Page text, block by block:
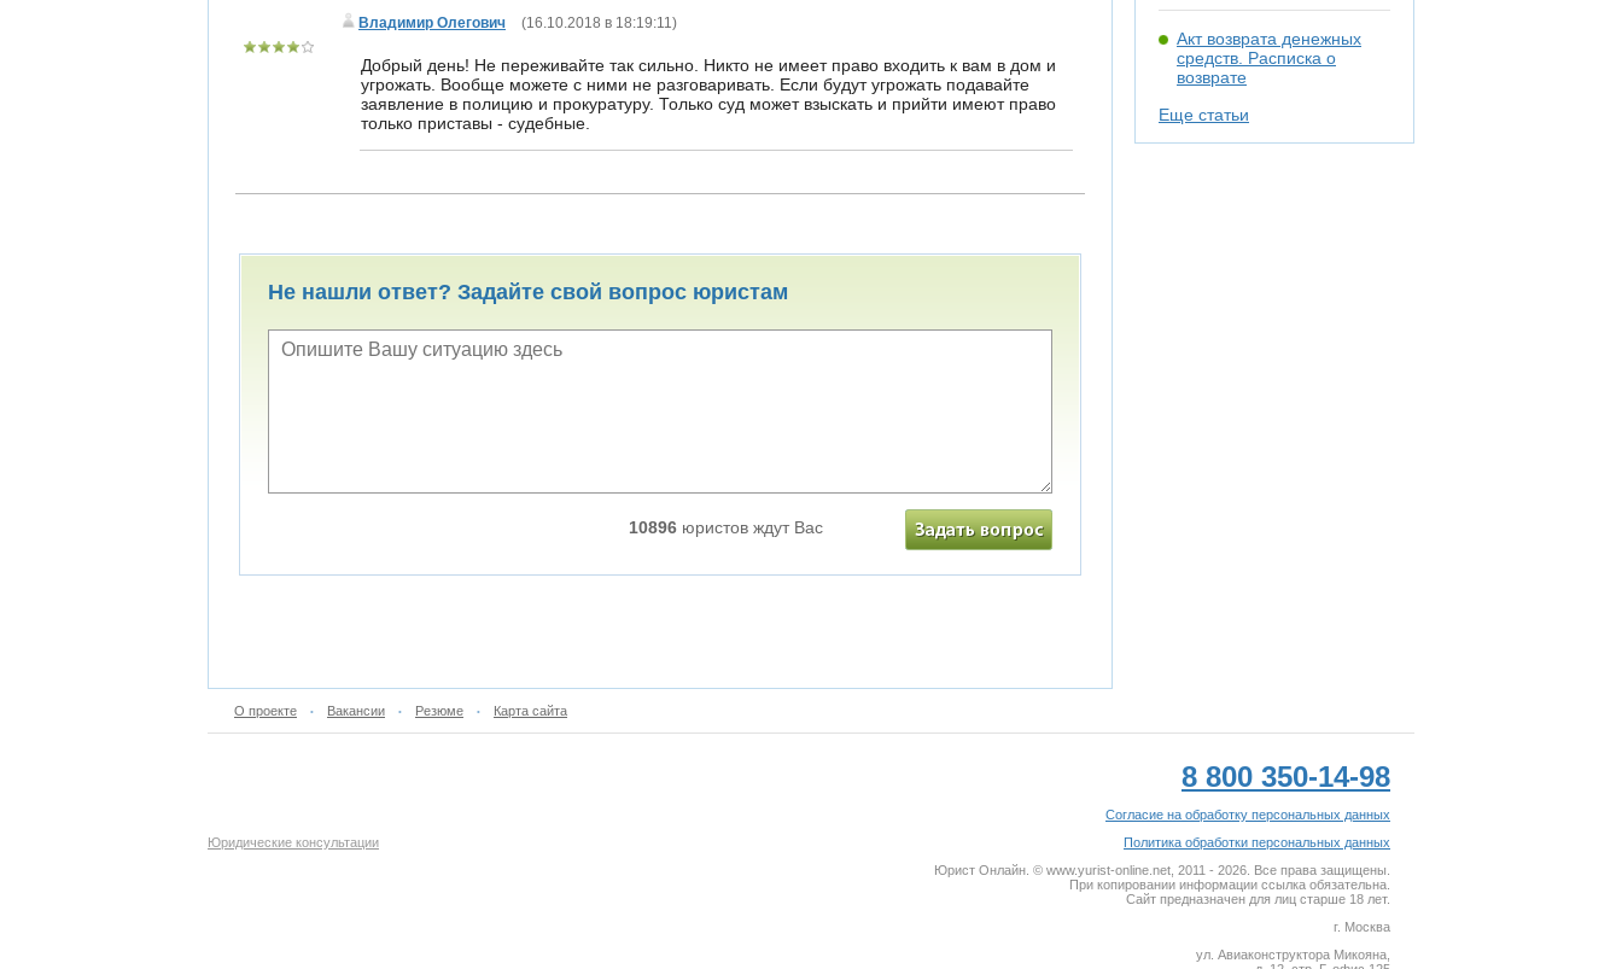
Владимир Олегович (16.10.2018 в 18:19:11)
Добрый день! Не переживайте так сильно. Никто не имеет право входить к вам в дом и
угрожать. Вообще можете с ними не разговаривать. Если будут угрожать подавайте
заявление в полицию и прокуратуру. Только суд может взыскать и прийти имеют право
только приставы - судебные.
Не нашли ответ? Задайте свой вопрос юристам
10896 юристов ждут Вас
Акт возврата денежных
средств. Расписка о
возврате
Еще статьи
О проекте • Вакансии • Резюме • Карта сайта
Юридические консультации
8 800 350-14-98
Согласие на обработку персональных данных
Политика обработки персональных данных
Юрист Онлайн. © www.yurist-online.net, 2011 - 2026. Все права защищены.
При копировании информации ссылка обязательна.
Сайт предназначен для лиц старше 18 лет.
г. Москва
ул. Авиаконструктора Микояна,